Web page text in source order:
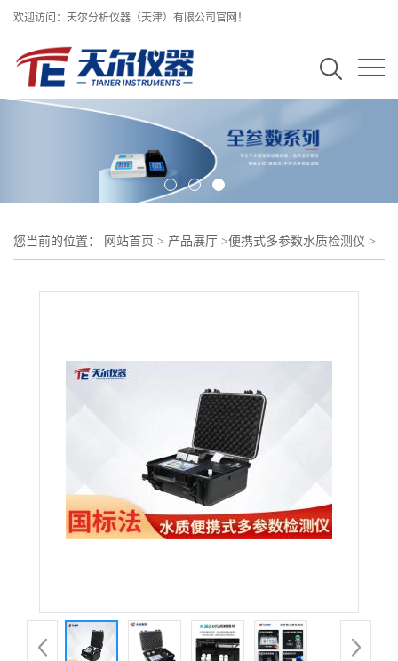
欢迎访问：天尔分析仪器（天津）有限公司官网！
您当前的位置： 网站首页 > 产品展厅 >便携式多参数水质检测仪 >